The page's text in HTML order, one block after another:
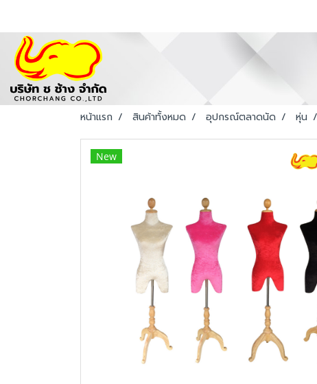
หน้าแรก สินค้าทั้งหมด อุปกรณ์ตลาดนัด หุ่น
New